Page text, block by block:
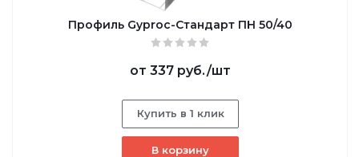
Профиль Gyproc-Стандарт ПН 50/40
от 337 руб./шт
Купить в 1 клик
В корзину